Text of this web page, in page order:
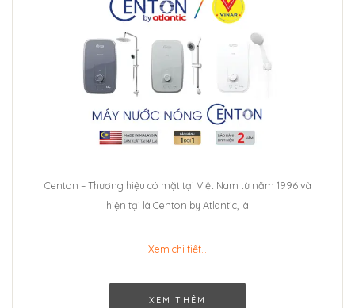
Centon – Thương hiệu có mặt tại Việt Nam từ năm 1996 và
hiện tại là Centon by Atlantic, là
Xem chi tiết…
XEM THÊM